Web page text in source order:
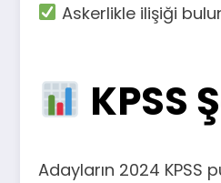
Askerlikle ilişiği
KPSS
Adayların 2024 KPSS